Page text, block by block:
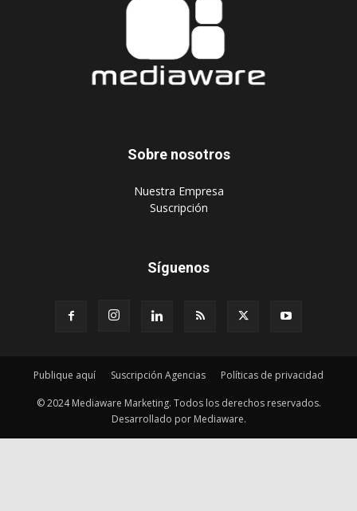
Sobre nosotros
‎Nuestra Empresa
‎Suscripción
Síguenos
Publique aquí Suscripción Agencias Políticas de privacidad
© 2024 Mediaware Marketing. Todos los derechos reservados.
Desarrollado por Mediaware.